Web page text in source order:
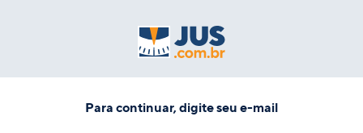
Para continuar, digite seu e-mail